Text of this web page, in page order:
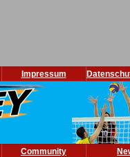
Impressum
Community